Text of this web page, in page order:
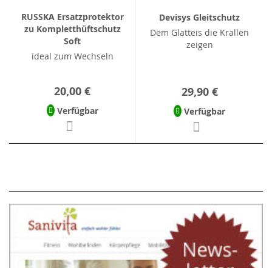
RUSSKA Ersatzprotektor
zu Kompletthüftschutz
Soft
ideal zum Wechseln
20,00 €
Verfügbar
Devisys Gleitschutz
Dem Glatteis die Krallen
zeigen
29,90 €
Verfügbar